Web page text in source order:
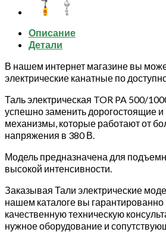
(серия
Описание
Детали
В нашем интернет магазине вы
электрические канатные по
Таль электрическая TOR PA 500/
успешно заменить дорогостоящие и
механизмы, которые работают от
напряжения в 380 В.
Модель предназначена для
высокой интенсивности.
Заказывая Тали электрические
нашем каталоге вы
качественную техническую
нужное оборудование и